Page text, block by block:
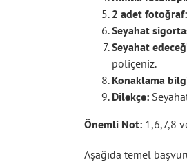
2 adet fotoğraf:
Seyahat
Seyahat
poliçeniz.
Konaklama
Dilekçe:
Önemli Not: 1,6,7,8
Aşağıda temel